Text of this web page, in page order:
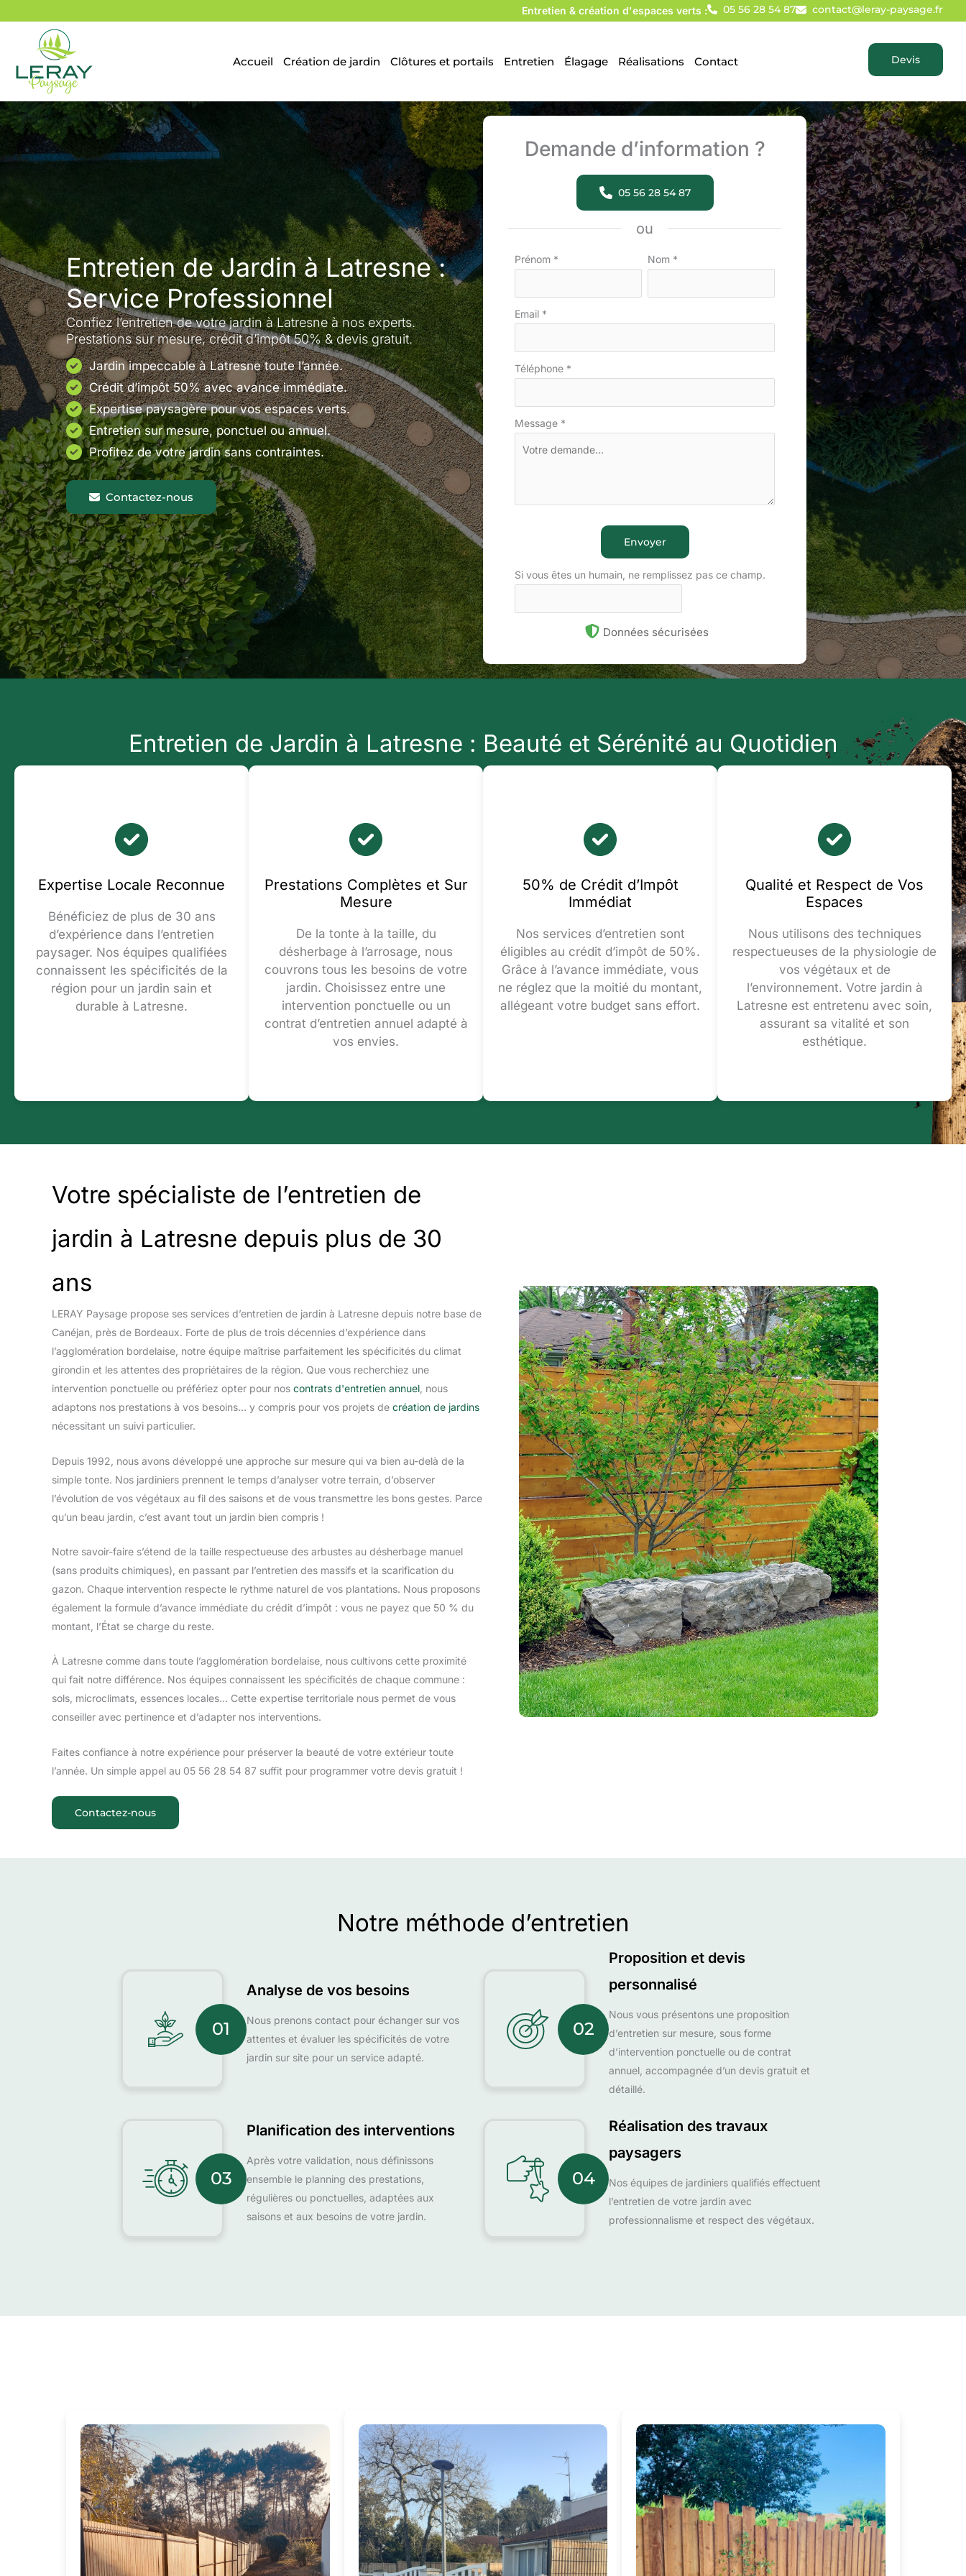
Entretien & création d'espaces verts : 05 56 28 54 87 contact@leray-paysage.fr
Accueil Création de jardin Clôtures et portails Entretien Élagage Réalisations Contact Devis
Entretien de Jardin à Latresne :
Service Professionnel
Confiez l’entretien de votre jardin à Latresne à nos experts.
Prestations sur mesure, crédit d’impôt 50% & devis gratuit.
Jardin impeccable à Latresne toute l’année.
Crédit d’impôt 50% avec avance immédiate.
Expertise paysagère pour vos espaces verts.
Entretien sur mesure, ponctuel ou annuel.
Profitez de votre jardin sans contraintes.
Contactez-nous
Demande d’information ?
05 56 28 54 87
ou
Formulaire
avec
téléphone
Prénom * Nom *
Email *
Téléphone *
Message *
Envoyer
Si vous êtes un humain, ne remplissez pas ce champ.
Données sécurisées
Entretien de Jardin à Latresne : Beauté et Sérénité au Quotidien
Expertise Locale Reconnue
Bénéficiez de plus de 30 ans
d’expérience dans l’entretien
paysager. Nos équipes qualifiées
connaissent les spécificités de la
région pour un jardin sain et
durable à Latresne.
Prestations Complètes et Sur
Mesure
De la tonte à la taille, du
désherbage à l’arrosage, nous
couvrons tous les besoins de votre
jardin. Choisissez entre une
intervention ponctuelle ou un
contrat d’entretien annuel adapté à
vos envies.
50% de Crédit d’Impôt
Immédiat
Nos services d’entretien sont
éligibles au crédit d’impôt de 50%.
Grâce à l’avance immédiate, vous
ne réglez que la moitié du montant,
allégeant votre budget sans effort.
Qualité et Respect de Vos
Espaces
Nous utilisons des techniques
respectueuses de la physiologie de
vos végétaux et de
l’environnement. Votre jardin à
Latresne est entretenu avec soin,
assurant sa vitalité et son
esthétique.
Votre spécialiste de l’entretien de
jardin à Latresne depuis plus de 30
ans
LERAY Paysage propose ses services d’entretien de jardin à Latresne depuis notre base de
Canéjan, près de Bordeaux. Forte de plus de trois décennies d’expérience dans
l’agglomération bordelaise, notre équipe maîtrise parfaitement les spécificités du climat
girondin et les attentes des propriétaires de la région. Que vous recherchiez une
intervention ponctuelle ou préfériez opter pour nos contrats d'entretien annuel , nous
adaptons nos prestations à vos besoins… y compris pour vos projets de création de jardins
nécessitant un suivi particulier.
Depuis 1992, nous avons développé une approche sur mesure qui va bien au-delà de la
simple tonte. Nos jardiniers prennent le temps d’analyser votre terrain, d’observer
l’évolution de vos végétaux au fil des saisons et de vous transmettre les bons gestes. Parce
qu’un beau jardin, c’est avant tout un jardin bien compris !
Notre savoir-faire s’étend de la taille respectueuse des arbustes au désherbage manuel
(sans produits chimiques), en passant par l’entretien des massifs et la scarification du
gazon. Chaque intervention respecte le rythme naturel de vos plantations. Nous proposons
également la formule d’avance immédiate du crédit d’impôt : vous ne payez que 50 % du
montant, l’État se charge du reste.
À Latresne comme dans toute l’agglomération bordelaise, nous cultivons cette proximité
qui fait notre différence. Nos équipes connaissent les spécificités de chaque commune :
sols, microclimats, essences locales… Cette expertise territoriale nous permet de vous
conseiller avec pertinence et d’adapter nos interventions.
Faites confiance à notre expérience pour préserver la beauté de votre extérieur toute
l’année. Un simple appel au 05 56 28 54 87 suffit pour programmer votre devis gratuit !
Contactez-nous
Notre méthode d’entretien
01
Analyse de vos besoins
Nous prenons contact pour échanger sur vos
attentes et évaluer les spécificités de votre
jardin sur site pour un service adapté.
02
Proposition et devis
personnalisé
Nous vous présentons une proposition
d’entretien sur mesure, sous forme
d’intervention ponctuelle ou de contrat
annuel, accompagnée d’un devis gratuit et
détaillé.
03
Planification des interventions
Après votre validation, nous définissons
ensemble le planning des prestations,
régulières ou ponctuelles, adaptées aux
saisons et aux besoins de votre jardin.
04
Réalisation des travaux
paysagers
Nos équipes de jardiniers qualifiés effectuent
l’entretien de votre jardin avec
professionnalisme et respect des végétaux.